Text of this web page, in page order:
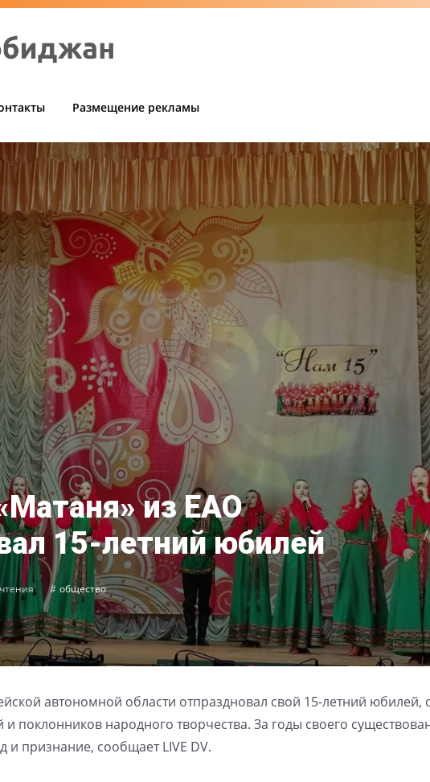
Размещение рекламы
из ЕАО
15-летний юбилей
общество
автономной области отпраздновал свой 15-летний юбилей,
и поклонников народного творчества. За годы своего
и признание, сообщает LIVE DV.